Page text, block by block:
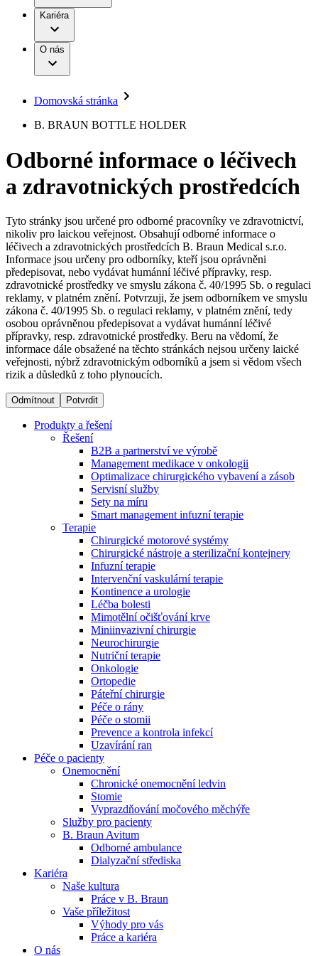
Léčba bolesti
Mimotělní očišťování krve
Neurochirurgie
Onkologie
Ortopedie
Páteřní chirurgie
Péče o rány
Prevence a kontrola infekcí
Uzavírání ran
Řešení
Terapie
Produktový katalog​
Objevte naše produkty. Navštivte produktový katalog B.
Braun s našim kompletním produktovým portfoliem.
Onemocnění
B. Braun Avitum
Dialyzační střediska​
B. Braun Avitum poskytuje kvalitní dialyzační péči ve všech
svých střediscích v České republice. Více informací se
dozvíte na stránkách jednotlivých středisek.
Odborné ambulance
Naše specializované ambulance jsou tu pro vás. Zvolte
specializaci a město, které potřebujete, a objednejte se do naší
ambulance.
Práce a kariéra
Naše kultura
Vaše příležitost​
Nabídky pracovních míst
Objevte své kariérní příležitosti ​v B. Braun. Vyhledejte náš trh
práce​ pro zajímavé pozice.​
Odpovědnost
Média
Tiskové zprávy
Kontakt
Kontaktní formulář
Registrace k odběru newsletteru
Odpovědnost
Média
Kontakt
Zůstaňte v dialogu s B. Braun. ​Kontaktujte nás.​
Kariéra
O nás
Domovská stránka
B. BRAUN BOTTLE HOLDER
Odborné informace o léčivech
a zdravotnických prostředcích
Tyto stránky jsou určené pro odborné pracovníky ve zdravotnictví,
nikoliv pro laickou veřejnost. Obsahují odborné informace o
léčivech a zdravotnických prostředcích B. Braun Medical s.r.o.
Informace jsou určeny pro odborníky, kteří jsou oprávněni
předepisovat, nebo vydávat humánní léčivé přípravky, resp.
zdravotnické prostředky ve smyslu zákona č. 40/1995 Sb. o regulaci
reklamy, v platném znění. Potvrzuji, že jsem odborníkem ve smyslu
zákona č. 40/1995 Sb. o regulaci reklamy, v platném znění, tedy
osobou oprávněnou předepisovat a vydávat humánní léčivé
přípravky, resp. zdravotnické prostředky. Beru na vědomí, že
informace dále obsažené na těchto stránkách nejsou určeny laické
veřejnosti, nýbrž zdravotnickým odborníků a jsem si vědom všech
rizik a důsledků z toho plynoucích.
Odmítnout Potvrdit
Produkty a řešení
Řešení
B2B a partnerství ve výrobě
Management medikace v onkologii
Optimalizace chirurgického vybavení a zásob
Servisní služby
Sety na míru
Smart management infuzní terapie​
Terapie
Chirurgické motorové systémy
Chirurgické nástroje a sterilizační kontejnery
Infuzní terapie
Intervenční vaskulární terapie
Kontinence a urologie
Léčba bolesti
Mimotělní očišťování krve
Miniinvazivní chirurgie
Neurochirurgie
Nutriční terapie
Onkologie
Ortopedie
Páteřní chirurgie
Péče o rány
Péče o stomii
Prevence a kontrola infekcí
Uzavírání ran
Péče o pacienty
Onemocnění
Chronické onemocnění ledvin
Stomie
Vyprazdňování močového měchýře
Služby pro pacienty
B. Braun Avitum
Odborné ambulance
Dialyzační střediska
Kariéra
Naše kultura
Práce v B. Braun
Vaše příležitost​
Výhody pro vás
Práce a kariéra
O nás